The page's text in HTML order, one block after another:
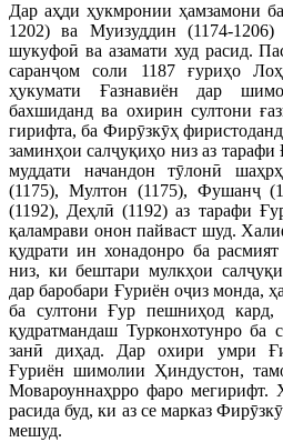
Дар аҳди ҳукмронии ҳамзамони
1202) ва Муизуддин (1174-
шукуфоӣ ва азамати худ расид.
саранҷом соли 1187 ғуриҳо
ҳукумати Ғазнавиён дар
бахшиданд ва охирин султони
гирифта, ба Фирӯзкӯҳ
заминҳои салҷуқиҳо низ аз
муддати начандон тӯлонӣ
(1175), Мултон (1175), Фушанҷ
(1192), Деҳлӣ (1192) аз тарафи
қаламрави онон пайваст шуд.
қудрати ин хонадонро ба
низ, ки бештари мулкҳои
дар баробари Ғуриён оҷиз монда,
ба султони Ғур пешниҳод
қудратмандаш Турконхотунро ба
занӣ диҳад. Дар охири умри
Ғуриён шимолии Ҳиндустон,
Мовароуннаҳрро фаро мегирифт.
расида буд, ки аз се марказ
мешуд.